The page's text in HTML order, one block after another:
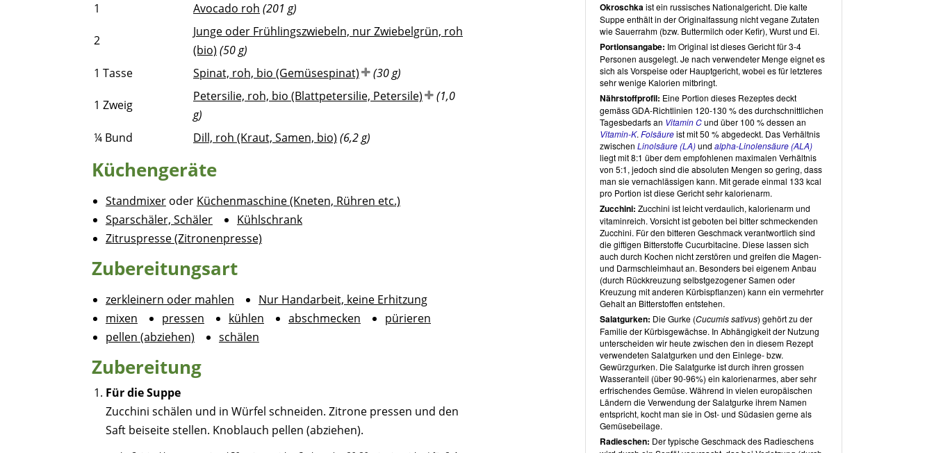
1
Avocado roh (201 g)
2
Junge oder Frühlingszwiebeln, nur Zwiebelgrün, roh
(bio) (50 g)
1 Tasse Spinat, roh, bio (Gemüsespinat) (30 g)
1 Zweig
Petersilie, roh, bio (Blattpetersilie, Petersile)
(1,0
g)
¼ Bund Dill, roh (Kraut, Samen, bio) (6,2 g)
Küchengeräte
Standmixer oder Küchenmaschine (Kneten, Rühren etc.)
Sparschäler, Schäler
Kühlschrank
Zitruspresse (Zitronenpresse)
Zubereitungsart
zerkleinern oder mahlen
Nur Handarbeit, keine Erhitzung
mixen
pressen kühlen abschmecken
pürieren
pellen (abziehen)
schälen
Zubereitung
Für die Suppe
Zucchini schälen und in Würfel schneiden. Zitrone pressen und den
Saft beiseite stellen. Knoblauch pellen (abziehen).
Gesamteindruck
Rawexotic – Rohkost macht natürlich sexyvonVictoria Rust
enthält eine gute Auswahl an zum Teil sehr kreativen
Rezepten. Die Rezepte sind zumeist deutschen, teilweise
russischen Ursprungs und entweder roh-vegane Varianten
herkömmlicher Rezepte oder neuartige Kreationen.
Zugesetzte Öle kommen lediglich in zwei Rezepten und dort
auch nur in geringen Mengen vor. Süssungsmittel kommen
bis auf 3 Ausnahmen lediglich in Form von getrockneten
Datteln zum Einsatz. Die Bloggerin setzt bewusst auf frische
Lebensmittel, so verwendet sie auch lediglich in einer
Handvoll RezeptenSojasauce (Tamari),Mandelmusoder
andere fertige Zutaten. Tamari Sojasauce ist streng
genommen auch nicht wirklich roh, da man die Sojabohnen
normalerweise während des Herstellungsprozesses erhitzt,
da sie das für den Menschen schädliche Glykoprotein
Phasin enthalten. Somit sind selbst unpasteurisierte
Sojaerzeugnisse keine eigentliche Rohkost mehr, sondern
lediglich durch die Fermentation "wiederbelebte" Kochkost.
Cashewkerne, die im Grunde auch selten tatsächlich roh
sind, kommen nur selten zum Einsatz. Die Rezepte sind alle
einfach und dank fehlender Dörrzeiten, auch schnell
zuzubereiten. Zusätzliche Hinweise zu Zubereitungszeiten
und vor allem eine Portionsangabe wären hilfreich.
Abbildungen sind zu vielen, wenn auch nicht allen
Rezepten vorhanden.
Insgesamt eine schöne Zusammenstellung alltagstauglicher
und gesunder roh-veganer Rezepte. Sie finden die Rezepte
unterrawexotic.com.
Über die Bloggerin
Die aus Sibirien stammendeVictoria Rustkam im Jahre
2000 nach Deutschland, bevor sie 2017 nach Portugal
umsiedelte. Nach ihrem Studium zur Diplom-Ökonomin und
Ausbildung zur Fitnesstrainerin befasste sie sich
zunehmend mit dem Thema Ernährung. Mittlerweile ist sie
Okroschkaist ein russisches Nationalgericht. Die kalte
Suppe enthält in der Originalfassung nicht vegane Zutaten
wie Sauerrahm (bzw. Buttermilch oder Kefir), Wurst und Ei.
Portionsangabe: Im Original ist dieses Gericht für 3-4
Personen ausgelegt. Je nach verwendeter Menge eignet es
sich als Vorspeise oder Hauptgericht, wobei es für letzteres
sehr wenige Kalorien mitbringt.
Nährstoffprofil: Eine Portion dieses Rezeptes deckt
gemäss GDA-Richtlinien 120-130 % des durchschnittlichen
Tagesbedarfs an Vitamin Cund über 100 % dessen an
Vitamin-K. Folsäureist mit 50 % abgedeckt. Das Verhältnis
zwischen Linolsäure (LA)und alpha-Linolensäure (ALA)
liegt mit 8:1 über dem empfohlenen maximalen Verhältnis
von 5:1, jedoch sind die absoluten Mengen so gering, dass
man sie vernachlässigen kann. Mit gerade einmal 133 kcal
pro Portion ist diese Gericht sehr kalorienarm.
Zucchini: Zucchini ist leicht verdaulich, kalorienarm und
vitaminreich. Vorsicht ist geboten bei bitter schmeckenden
Zucchini. Für den bitteren Geschmack verantwortlich sind
die giftigen Bitterstoffe Cucurbitacine. Diese lassen sich
auch durch Kochen nicht zerstören und greifen die Magen-
und Darmschleimhaut an. Besonders bei eigenem Anbau
(durch Rückkreuzung selbstgezogener Samen oder
Kreuzung mit anderen Kürbispflanzen) kann ein vermehrter
Gehalt an Bitterstoffen entstehen.
Salatgurken: Die Gurke (Cucumis sativus) gehört zu der
Familie der Kürbisgewächse. In Abhängigkeit der Nutzung
unterscheiden wir heute zwischen den in diesem Rezept
verwendeten Salatgurken und den Einlege- bzw.
Gewürzgurken. Die Salatgurke ist durch ihren grossen
Wasseranteil (über 90-96%) ein kalorienarmes, aber sehr
erfrischendes Gemüse. Während in vielen europäischen
Ländern die Verwendung der Salatgurke ihrem Namen
entspricht, kocht man sie in Ost- und Südasien gerne als
Gemüsebeilage.
Radieschen: Der typische Geschmack des Radieschens